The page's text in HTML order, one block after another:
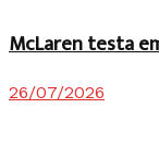
McLaren testa
26/07/2026